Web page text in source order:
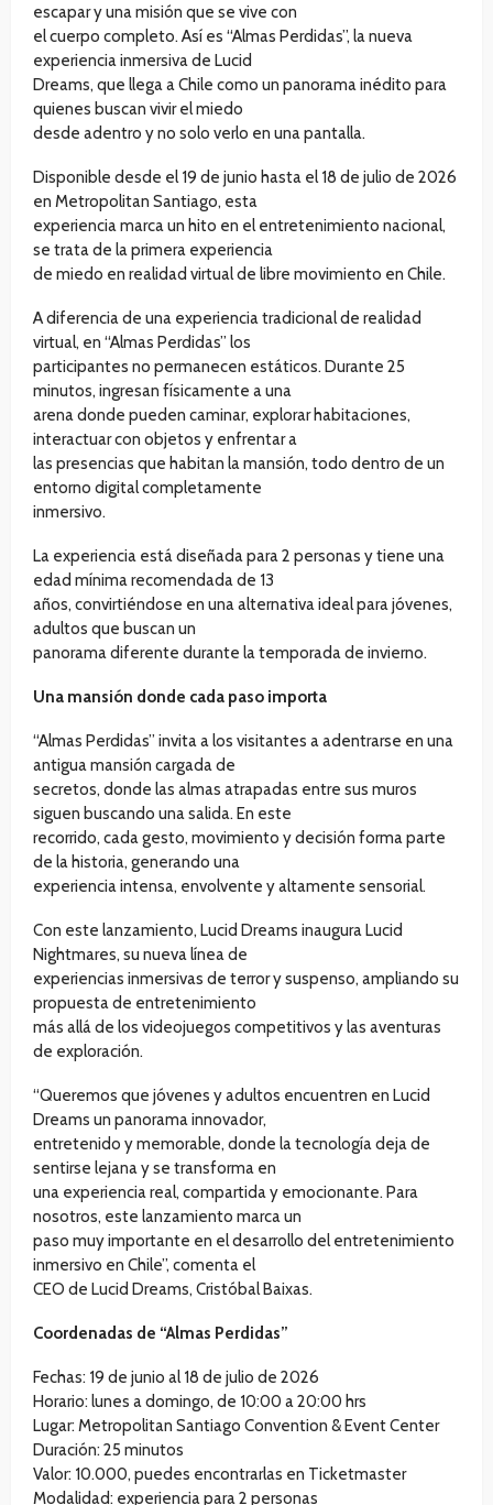
escapar y una misión que se vive con
el cuerpo completo. Así es “Almas Perdidas”, la nueva
experiencia inmersiva de Lucid
Dreams, que llega a Chile como un panorama inédito para
quienes buscan vivir el miedo
desde adentro y no solo verlo en una pantalla.
Disponible desde el 19 de junio hasta el 18 de julio de 2026
en Metropolitan Santiago, esta
experiencia marca un hito en el entretenimiento nacional,
se trata de la primera experiencia
de miedo en realidad virtual de libre movimiento en Chile.
A diferencia de una experiencia tradicional de realidad
virtual, en “Almas Perdidas” los
participantes no permanecen estáticos. Durante 25
minutos, ingresan físicamente a una
arena donde pueden caminar, explorar habitaciones,
interactuar con objetos y enfrentar a
las presencias que habitan la mansión, todo dentro de un
entorno digital completamente
inmersivo.
La experiencia está diseñada para 2 personas y tiene una
edad mínima recomendada de 13
años, convirtiéndose en una alternativa ideal para jóvenes,
adultos que buscan un
panorama diferente durante la temporada de invierno.
Una mansión donde cada paso importa
“Almas Perdidas” invita a los visitantes a adentrarse en una
antigua mansión cargada de
secretos, donde las almas atrapadas entre sus muros
siguen buscando una salida. En este
recorrido, cada gesto, movimiento y decisión forma parte
de la historia, generando una
experiencia intensa, envolvente y altamente sensorial.
Con este lanzamiento, Lucid Dreams inaugura Lucid
Nightmares, su nueva línea de
experiencias inmersivas de terror y suspenso, ampliando su
propuesta de entretenimiento
más allá de los videojuegos competitivos y las aventuras
de exploración.
“Queremos que jóvenes y adultos encuentren en Lucid
Dreams un panorama innovador,
entretenido y memorable, donde la tecnología deja de
sentirse lejana y se transforma en
una experiencia real, compartida y emocionante. Para
nosotros, este lanzamiento marca un
paso muy importante en el desarrollo del entretenimiento
inmersivo en Chile”, comenta el
CEO de Lucid Dreams, Cristóbal Baixas.
Coordenadas de “Almas Perdidas”
Fechas: 19 de junio al 18 de julio de 2026
Horario: lunes a domingo, de 10:00 a 20:00 hrs
Lugar: Metropolitan Santiago Convention & Event Center
Duración: 25 minutos
Valor: 10.000, puedes encontrarlas en Ticketmaster
Modalidad: experiencia para 2 personas